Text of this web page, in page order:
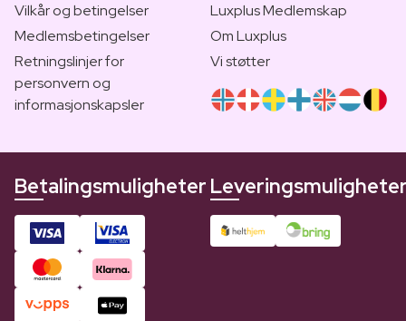
Vilkår og betingelser
Medlemsbetingelser
Retningslinjer for
personvern og
informasjonskapsler
Luxplus Medlemskap
Om Luxplus
Vi støtter
Betalingsmuligheter